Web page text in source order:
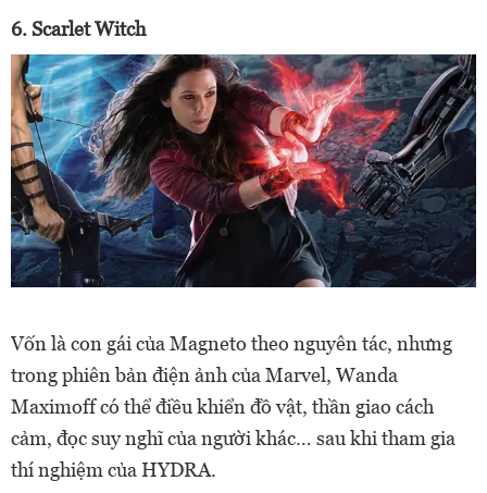
6. Scarlet Witch
Vốn là con gái của Magneto theo nguyên tác, nhưng
trong phiên bản điện ảnh của Marvel, Wanda
Maximoff có thể điều khiển đồ vật, thần giao cách
cảm, đọc suy nghĩ của người khác… sau khi tham gia
thí nghiệm của HYDRA.